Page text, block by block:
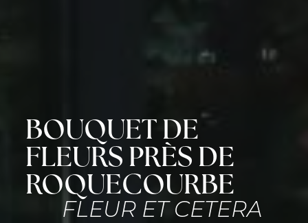
BOUQUET DE
FLEURS PRÈS DE
ROQUECOURBE
FLEUR ET CETERA